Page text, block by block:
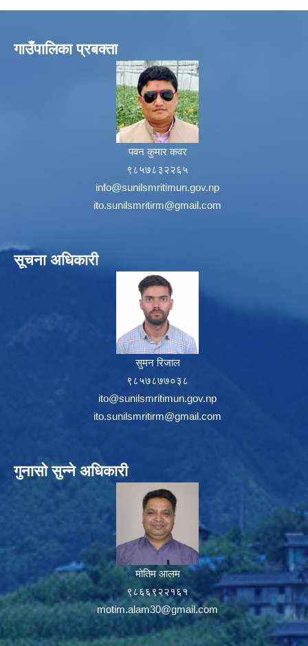
गाउँपालिका प्रबक्ता
पवन कुमार कवर
९८५७८३२२६५
info@sunilsmritimun.gov.np
ito.sunilsmritirm@gmail.com
सूचना अधिकारी
सुमन रिजाल
९८५७८७७०३८
ito@sunilsmritimun.gov.np
ito.sunilsmritirm@gmail.com
गुनासो सुन्ने अधिकारी
मोतिम आलम
९८६६९२२१६१
motim.alam30@gmail.com